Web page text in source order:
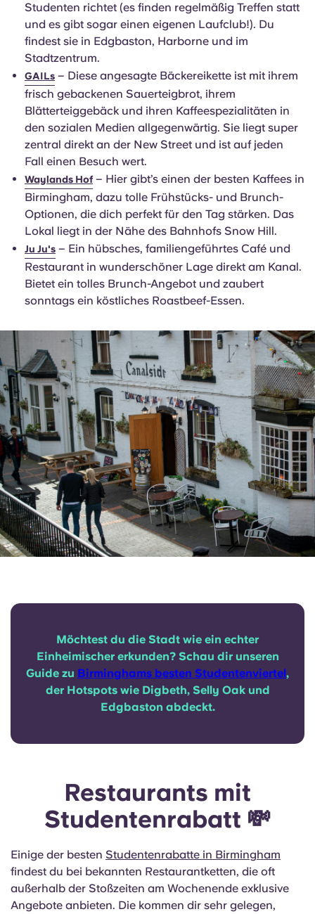
Studenten richtet (es finden regelmäßig Treffen statt
und es gibt sogar einen eigenen Laufclub!). Du
findest sie in Edgbaston, Harborne und im
Stadtzentrum.
GAILs – Diese angesagte Bäckereikette ist mit ihrem
frisch gebackenen Sauerteigbrot, ihrem
Blätterteiggebäck und ihren Kaffeespezialitäten in
den sozialen Medien allgegenwärtig. Sie liegt super
zentral direkt an der New Street und ist auf jeden
Fall einen Besuch wert.
Waylands Hof – Hier gibt’s einen der besten Kaffees in
Birmingham, dazu tolle Frühstücks- und Brunch-
Optionen, die dich perfekt für den Tag stärken. Das
Lokal liegt in der Nähe des Bahnhofs Snow Hill.
Ju Ju's – Ein hübsches, familiengeführtes Café und
Restaurant in wunderschöner Lage direkt am Kanal.
Bietet ein tolles Brunch-Angebot und zaubert
sonntags ein köstliches Roastbeef-Essen.
Möchtest du die Stadt wie ein echter
Einheimischer erkunden? Schau dir unseren
Guide zu Birminghams besten Studentenviertel,
der Hotspots wie Digbeth, Selly Oak und
Edgbaston abdeckt.
Restaurants mit
Studentenrabatt 💸
Einige der besten Studentenrabatte in Birmingham
findest du bei bekannten Restaurantketten, die oft
außerhalb der Stoßzeiten am Wochenende exklusive
Angebote anbieten. Die kommen dir sehr gelegen,